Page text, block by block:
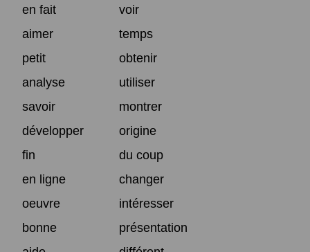
en fait
voir
aimer
temps
petit
obtenir
analyse
utiliser
savoir
montrer
développer
origine
fin
du coup
en ligne
changer
oeuvre
intéresser
bonne
présentation